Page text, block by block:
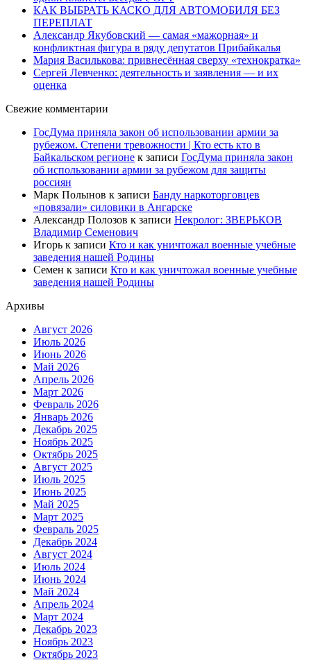
КАК ВЫБРАТЬ КАСКО ДЛЯ АВТОМОБИЛЯ БЕЗ
ПЕРЕПЛАТ
Александр Якубовский — самая «мажорная» и
конфликтная фигура в ряду депутатов Прибайкалья
Мария Василькова: привнесённая сверху «технократка»
Сергей Левченко: деятельность и заявления — и их
оценка
Свежие комментарии
ГосДума приняла закон об использовании армии за
рубежом. Степени тревожности | Кто есть кто в
Байкальском регионе к записи ГосДума приняла закон
об использовании армии за рубежом для защиты
россиян
Марк Полынов к записи Банду наркоторговцев
«повязали» силовики в Ангарске
Александр Полозов к записи Некролог: ЗВЕРЬКОВ
Владимир Семенович
Игорь к записи Кто и как уничтожал военные учебные
заведения нашей Родины
Семен к записи Кто и как уничтожал военные учебные
заведения нашей Родины
Архивы
Август 2026
Июль 2026
Июнь 2026
Май 2026
Апрель 2026
Март 2026
Февраль 2026
Январь 2026
Декабрь 2025
Ноябрь 2025
Октябрь 2025
Август 2025
Июль 2025
Июнь 2025
Май 2025
Март 2025
Февраль 2025
Декабрь 2024
Август 2024
Июль 2024
Июнь 2024
Май 2024
Апрель 2024
Март 2024
Декабрь 2023
Ноябрь 2023
Октябрь 2023